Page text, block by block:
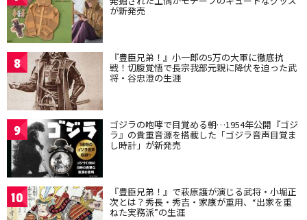
が新発売
8 『豊臣兄弟！』小一郎の5万の大軍に徹底抗
戦！切腹覚悟で長宗我部元親に降伏を迫った武
将・谷忠澄の生涯
9 ゴジラの咆哮で目覚める朝…1954年公開『ゴジ
ラ』の貴重音源を搭載した「ゴジラ音声目覚ま
し時計」が新発売
10 『豊臣兄弟！』で萩原護が演じる武将・小堀正
次とは？秀長・秀吉・家康が重用、“出家を重
ねた実務派”の生涯